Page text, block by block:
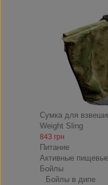
Сумка для
Weight Sling
843 грн
Питание
Активные
Бойлы
Бойлы в дипе